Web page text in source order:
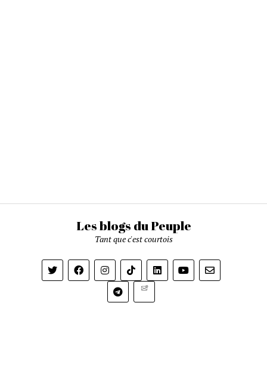
Les blogs du Peuple
Tant que c'est courtois